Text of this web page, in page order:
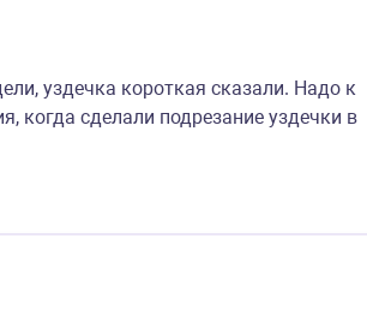
уздечка короткая сказали. Надо к
когда сделали подрезание уздечки в